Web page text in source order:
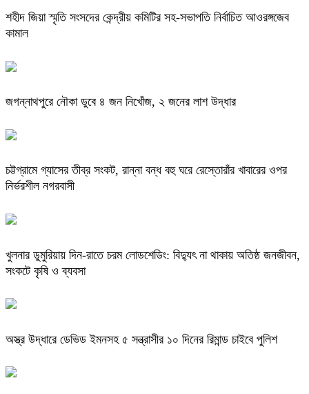
শহীদ জিয়া স্মৃতি সংসদের কেন্দ্রীয় কমিটির সহ-সভাপতি নির্বাচিত আওরঙ্গজেব
কামাল
জগন্নাথপুরে নৌকা ডুবে ৪ জন নিখোঁজ, ২ জনের লাশ উদ্ধার
চট্টগ্রামে গ্যাসের তীব্র সংকট, রান্না বন্ধ বহু ঘরে রেস্তোরাঁর খাবারের ওপর
নির্ভরশীল নগরবাসী
খুলনার ডুমুরিয়ায় দিন-রাতে চরম লোডশেডিং: বিদ্যুৎ না থাকায় অতিষ্ঠ জনজীবন,
সংকটে কৃষি ও ব্যবসা
অস্ত্র উদ্ধারে ডেভিড ইমনসহ ৫ সন্ত্রাসীর ১০ দিনের রিমান্ড চাইবে পুলিশ